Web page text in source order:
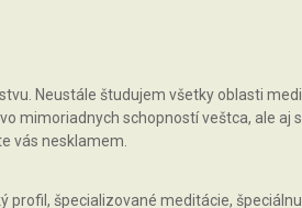
Neustále študujem všetky oblasti
mimoriadnych schopností veštca, ale aj
vás nesklamem.
profil, špecializované meditácie,